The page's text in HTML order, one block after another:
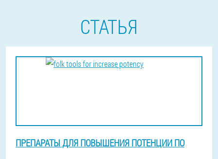
СТАТЬЯ
ПРЕПАРАТЫ ДЛЯ ПОВЫШЕНИЯ ПОТЕНЦИИ ПО